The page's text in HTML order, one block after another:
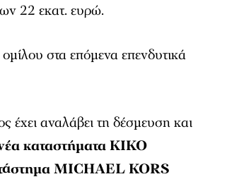
22 εκατ. ευρώ.
στα επόμενα επενδυτικά
έχει αναλάβει τη δέσμευση και
καταστήματα KIKO
MICHAEL KORS